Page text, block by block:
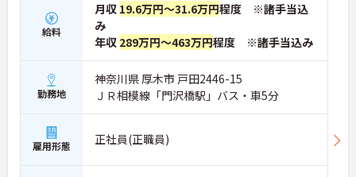
給料
月収 19.6万円～31.6万円程度 ※諸手当込
み
年収 289万円～463万円程度 ※諸手当込み
勤務地
神奈川県 厚木市 戸田2446-15
ＪＲ相模線「門沢橋駅」バス・車5分
雇用形態 正社員(正職員)